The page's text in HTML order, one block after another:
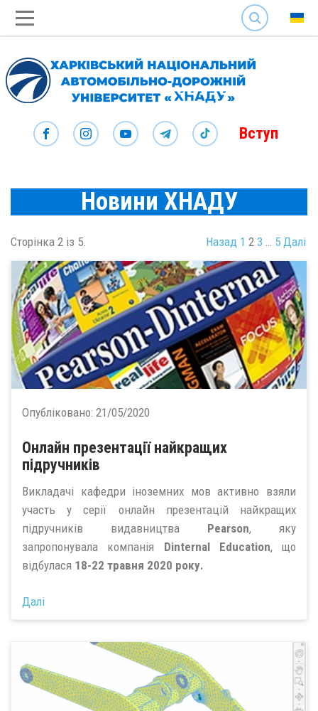
SEARCH
Вступ
Новини ХНАДУ
Сторінка 2 із 5. Назад 1 2 3 … 5 Далі
Опубліковано: 21/05/2020
Онлайн презентації найкращих
підручників
Викладачі кафедри іноземних мов активно взяли
участь у серії онлайн презентацій найкращих
підручників видавництва Pearson, яку
запропонувала компанія Dinternal Education, що
відбулася 18-22 травня 2020 року.
Далі